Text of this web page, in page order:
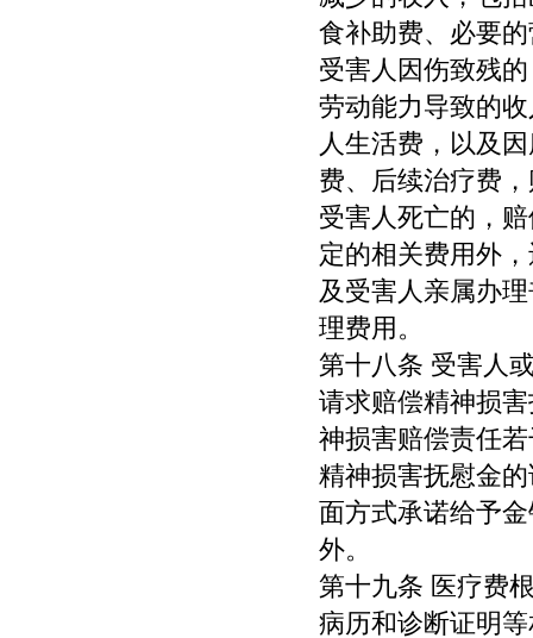
食补助费、必要
受害人因伤致残
劳动能力导致的
人生活费，以及
费、后续治疗费
受害人死亡的，
定的相关费用外
及受害人亲属办
理费用。
第十八条 受害人
请求赔偿精神损
神损害赔偿责任
精神损害抚慰金
面方式承诺给予
外。
第十九条 医疗费
病历和诊断证明